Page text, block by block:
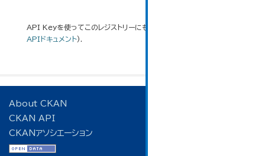
API Keyを使ってこのレジストリーにもアクセス可能です
APIドキュメント).
About CKAN
CKAN API
CKANアソシエーション